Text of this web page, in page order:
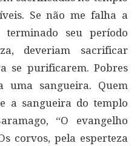
Se não me falha a
terminado seu período
deveriam sacrificar
se purificarem. Pobres
uma sangueira. Quem
a sangueira do templo
“O evangelho
corvos, pela esperteza